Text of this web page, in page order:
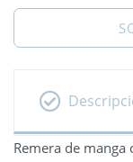
Remera de